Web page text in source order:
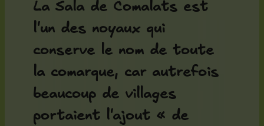
La Sala de Comalats est
l'un des noyaux qui
conserve le nom de toute
la comarque, car autrefois
beaucoup de villages
portaient l'ajout « de